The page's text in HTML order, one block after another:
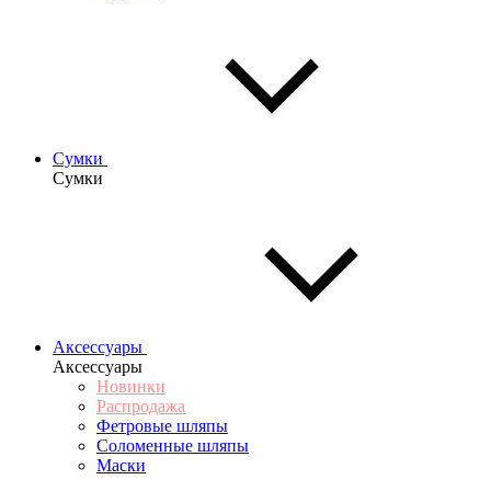
Сумки
Сумки
Аксессуары
Аксессуары
Новинки
Распродажа
Фетровые шляпы
Соломенные шляпы
Маски